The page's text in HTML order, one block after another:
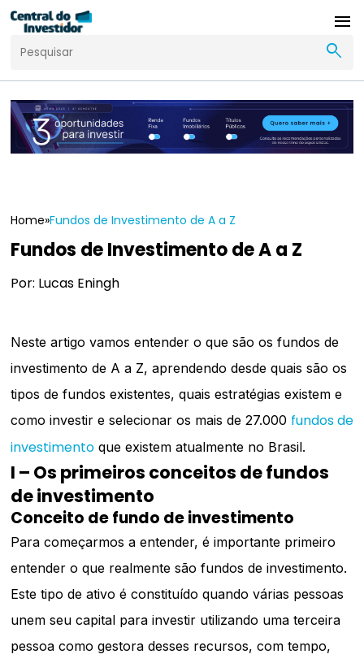
menu
search
Home»Fundos de Investimento de A a Z
Fundos de Investimento de A a Z
Por: Lucas Eningh
Neste artigo vamos entender o que são os fundos de
investimento de A a Z, aprendendo desde quais são os
tipos de fundos existentes, quais estratégias existem e
como investir e selecionar os mais de 27.000 fundos de
investimentoque existem atualmente no Brasil.
I – Os primeiros conceitos de fundos
de investimento
Conceito de fundo de investimento
Para começarmos a entender, é importante primeiro
entender o que realmente são fundos de investimento.
Este tipo de ativo é constituído quando várias pessoas
unem seu capital para investir utilizando uma terceira
pessoa como gestora desses recursos, com tempo,